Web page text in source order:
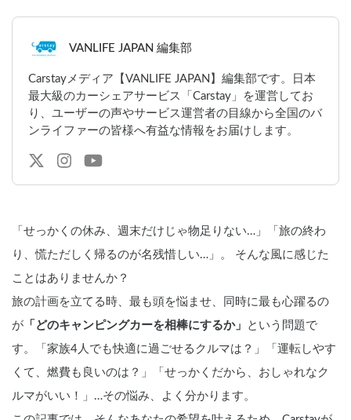
VANLIFE JAPAN 編集部
Carstayメディア【VANLIFE JAPAN】編集部です。日本
最大級のカーシェアサービス「Carstay」を運営してお
り、ユーザーの声やサービス運営者の目線から全国のバ
ンライファーの皆様へ有益な情報をお届けします。
「せっかくの休み、週末だけじゃ物足りない…」「旅の終わ
り、慌ただしく帰るのが名残惜しい…」。 そんな風に感じた
ことはありませんか？
旅の計画を立てる時、最も頭を悩ませ、同時に最も心躍るの
が 「どのキャンピングカーを相棒にするか」
という問題で
す。「家族4人でも快適に過ごせるクルマは？」「運転しやす
くて、燃費も良いのは？」「せっかくだから、おしゃれなク
ルマがいい！」…その悩み、よく分かります。